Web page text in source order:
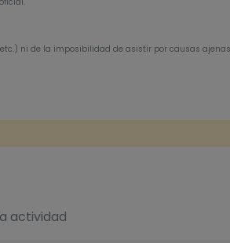
ni de la imposibilidad de asistir por causas
actividad